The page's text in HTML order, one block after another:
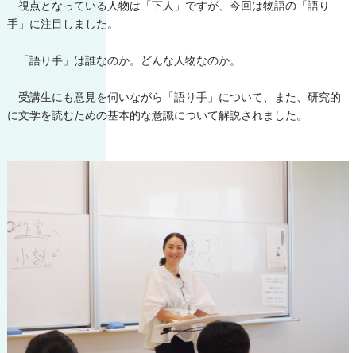
視点となっている人物は「下人」ですが、今回は物語の「語り
手」に注目しました。
「語り手」は誰なのか。どんな人物なのか。
受講生にも意見を伺いながら「語り手」について、また、研究的
に文学を読むための基本的な意識について解説されました。